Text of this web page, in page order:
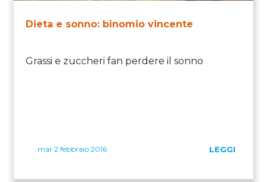
Dieta e sonno: binomio vincente
Grassi e zuccheri fan perdere il sonno
mar 2 febbraio 2016 LEGGI